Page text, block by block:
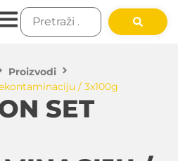
Proizvodi
/ 3x100g
SET